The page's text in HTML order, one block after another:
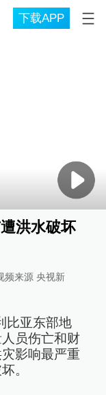
下载APP
洪水破坏
频来源 央视新
比亚东部地
员伤亡和财
影响最严重
。